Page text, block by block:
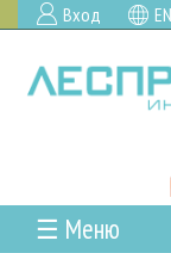
Вход EN
☰ Меню